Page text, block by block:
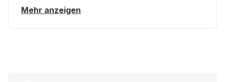
Mehr anzeigen